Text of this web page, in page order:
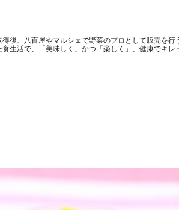
後、八百屋やマルシェで野菜のプロとして販売を
生活で、「美味しく」かつ「楽しく」、健康でキレ